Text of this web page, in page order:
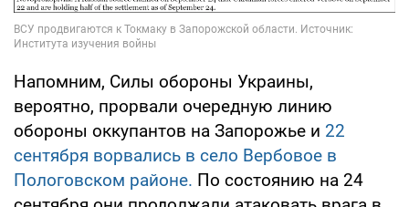
Напомним, Силы обороны Украины,
вероятно, прорвали очередную линию
обороны оккупантов на Запорожье и 22
сентября ворвались в село Вербовое в
Пологовском районе. По состоянию на 24